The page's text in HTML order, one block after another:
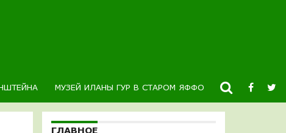
МУЗЕЙ ИЛАНЫ ГУР В СТАРОМ ЯФФО НОВОСТИ
ГЛАВНОЕ